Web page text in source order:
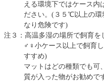
える環境下ではケース内
ださい。(３５℃以上の環
なり危険です)
注３：高温多湿の場所で飼育を
♂♀小ケース以上で飼育
すすめ)
マットはどの種類でも
質が入った物がお勧めで